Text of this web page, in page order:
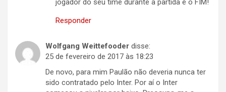
jogador do seu time durante a partida é o FIM!
Responder
Wolfgang Weittefooder disse:
25 de fevereiro de 2017 às 18:23
De novo, para mim Paulão não deveria nunca ter
sido contratado pelo Inter. Por aí o Inter